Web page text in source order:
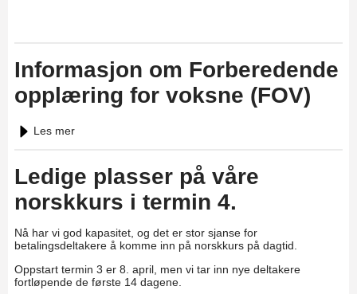
Informasjon om Forberedende
opplæring for voksne (FOV)
Les mer
Ledige plasser på våre
norskkurs i termin 4.
Nå har vi god kapasitet, og det er stor sjanse for
betalingsdeltakere å komme inn på norskkurs på dagtid.
Oppstart termin 3 er 8. april, men vi tar inn nye deltakere
fortløpende de første 14 dagene.